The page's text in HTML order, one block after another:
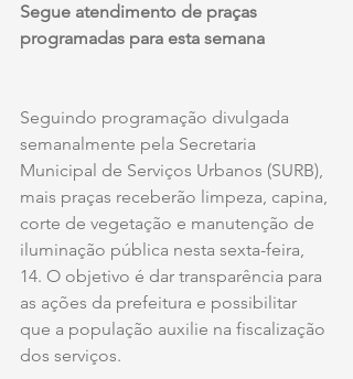
Segue atendimento de praças
programadas para esta semana
Seguindo programação divulgada
semanalmente pela Secretaria
Municipal de Serviços Urbanos (SURB),
mais praças receberão limpeza, capina,
corte de vegetação e manutenção de
iluminação pública nesta sexta-feira,
14. O objetivo é dar transparência para
as ações da prefeitura e possibilitar
que a população auxilie na fiscalização
dos serviços.